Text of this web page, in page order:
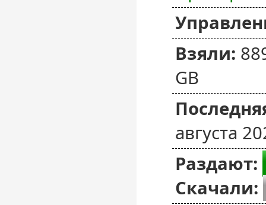
Взяли:
GB
августа
Раздают:
Скачали: